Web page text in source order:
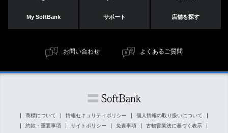
My SoftBank サポート 店舗を探す
お問い合わせ よくあるご質問
商標について 情報セキュリティポリシー
個人情報の取り扱いについて
約款・重要事項
サイトポリシー 免責事項
古物営業法に基づく表示